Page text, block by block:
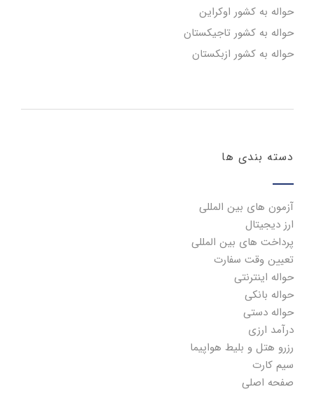
حواله به کشور اوکراین
حواله به کشور تاجیکستان
حواله به کشور ازبکستان
دسته بندی ها
آزمون های بین المللی
ارز دیجیتال
پرداخت های بین المللی
تعیین وقت سفارت
حواله اینترنتی
حواله بانکی
حواله دستی
درآمد ارزی
رزرو هتل و بلیط هواپیما
سیم کارت
صفحه اصلی